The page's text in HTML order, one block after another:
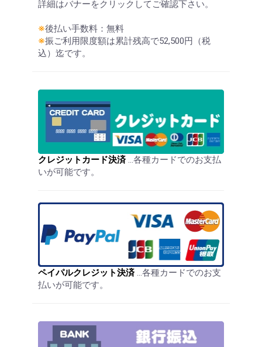
詳細はバナーをクリックしてご確認下さい。
※後払い手数料：無料
※振ご利用限度額は累計残高で52,500円（税
込）迄です。
クレジットカード決済…各種カードでのお支払
いが可能です。
ペイパルクレジット決済…各種カードでのお支
払いが可能です。